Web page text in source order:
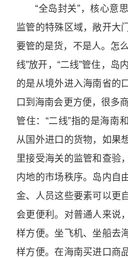
“全岛封关”，核心意
监管的特殊区域，敞开大
要管的是货，不是人。怎
线”放开，“二线”管住，岛
的是从境外进入海南省的
口到海南会更方便，很多
管住：“二线”指的是海南
从国外进口的货物，如果
里接受海关的监管和查验
内地的市场秩序。岛内自
金、人员这些要素可以更
会更便利。对普通人来说
样方便。坐飞机、坐船去
样方便。在海南买进口商